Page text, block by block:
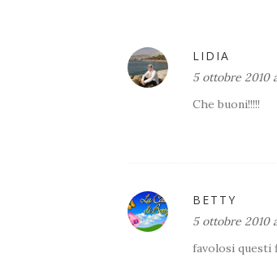
LIDIA
5 ottobre 2010
Che buoni!!!!!
BETTY
5 ottobre 2010
favolosi questi